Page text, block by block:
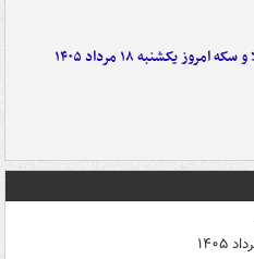
امروز یکشنبه ۱۸ مرداد ۱۴۰۵